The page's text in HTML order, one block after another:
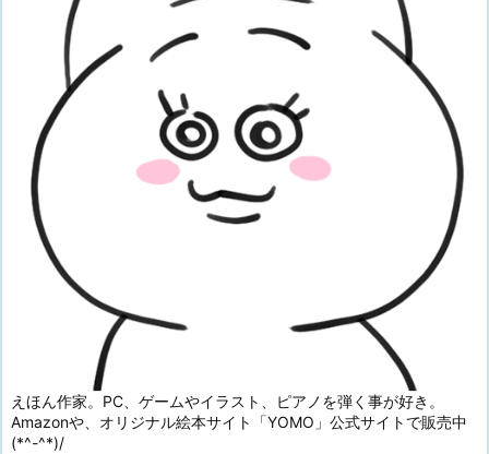
えほん作家。PC、ゲームやイラスト、ピアノを弾く事が好き。
Amazonや、オリジナル絵本サイト「YOMO」公式サイトで販売中
(*^-^*)/